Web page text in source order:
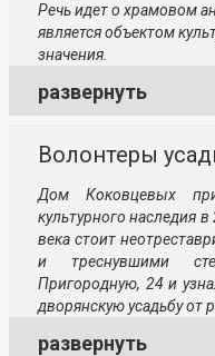
Речь идет о храмовом
является объектом
значения.
развернуть
Волонтеры
Дом Коковцевых
культурного наследия
века стоит
и треснувшими
Пригородную, 24 и
дворянскую усадьбу от
развернуть